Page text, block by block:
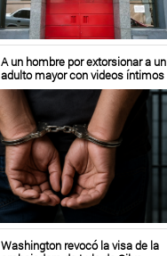
A un hombre por extorsionar a un
adulto mayor con videos íntimos
Washington revocó la visa de la